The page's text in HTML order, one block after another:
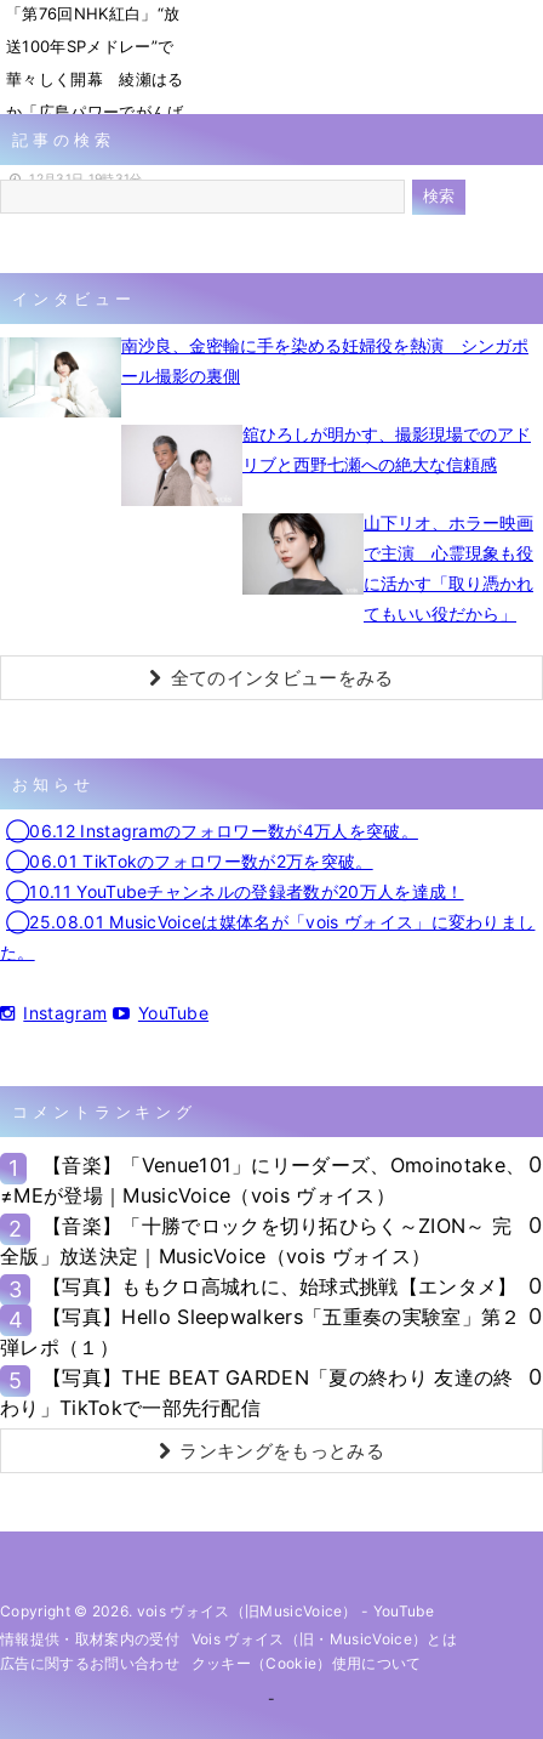
「第76回NHK紅白」“放
送100年SPメドレー”で
華々しく開幕 綾瀬はる
か「広島パワーでがんば
りましょう！」
12月31日 19時31分
記事の検索
インタビュー
南沙良、金密輸に手を染める妊婦役を熱演 シンガポ
ール撮影の裏側
舘ひろしが明かす、撮影現場でのアド
リブと西野七瀬への絶大な信頼感
山下リオ、ホラー映画
で主演 心霊現象も役
に活かす「取り憑かれ
てもいい役だから」
全てのインタビューをみる
お知らせ
◯06.12 Instagramのフォロワー数が4万人を突破。
◯06.01 TikTokのフォロワー数が2万を突破。
◯10.11 YouTubeチャンネルの登録者数が20万人を達成！
◯25.08.01 MusicVoiceは媒体名が「vois ヴォイス」に変わりまし
た。
Instagram YouTube
コメントランキング
1
【音楽】「Venue101」にリーダーズ、Omoinotake、
≠MEが登場｜MusicVoice（vois ヴォイス）
0
2
【音楽】「十勝でロックを切り拓ひらく～ZION～ 完
全版」放送決定｜MusicVoice（vois ヴォイス）
0
3 【写真】ももクロ高城れに、始球式挑戦【エンタメ】
0
4
【写真】Hello Sleepwalkers「五重奏の実験室」第２
弾レポ（１）
0
5
【写真】THE BEAT GARDEN「夏の終わり 友達の終
わり」TikTokで一部先行配信
0
ランキングをもっとみる
Copyright © 2026. vois ヴォイス（旧MusicVoice） - YouTube
情報提供・取材案内の受付
Vois ヴォイス（旧・MusicVoice）とは
広告に関するお問い合わせ
クッキー（cookie）使用について
-